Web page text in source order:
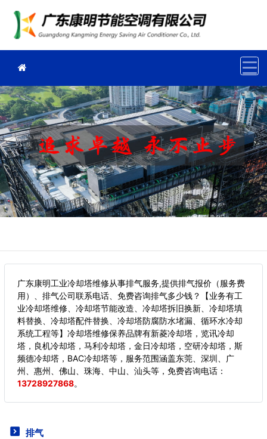
广东康明工业冷却塔维修从事排气服务,提供排气报价（服务费
用）、排气公司联系电话、免费咨询排气多少钱？【业务有工
业冷却塔维修、冷却塔节能改造、冷却塔拆旧换新、冷却塔填
料替换、冷却塔配件替换、冷却塔防腐防水堵漏、循环水冷却
系统工程等】冷却塔维修保养品牌有新菱冷却塔，览讯冷却
塔，良机冷却塔，马利冷却塔，金日冷却塔，空研冷却塔，斯
频德冷却塔，BAC冷却塔等，服务范围涵盖东莞、深圳、广
州、惠州、佛山、珠海、中山、汕头等， 免费咨询电话：
13728927868。
排气